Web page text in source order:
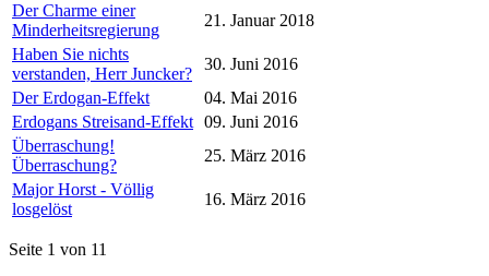
Der Charme einer
Minderheitsregierung
21. Januar 2018
Haben Sie nichts
verstanden, Herr Juncker?
30. Juni 2016
Der Erdogan-Effekt
04. Mai 2016
Erdogans Streisand-Effekt 09. Juni 2016
Überraschung!
Überraschung?
25. März 2016
Major Horst - Völlig
losgelöst
16. März 2016
Seite 1 von 11